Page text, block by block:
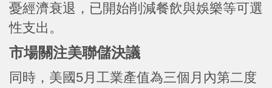
憂經濟衰退，已開始削減餐飲與娛樂等可選
性支出。
市場關注美聯儲決議
同時，美國5月工業產值為三個月內第二度